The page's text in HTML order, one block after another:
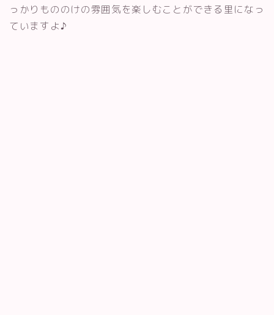
っかりもののけの雰囲気を楽しむことができる里になっ
ていますよ♪